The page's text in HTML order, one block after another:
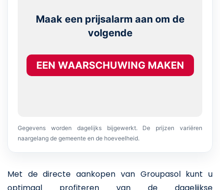
Maak een prijsalarm aan om de
volgende
EEN WAARSCHUWING MAKEN
Gegevens worden dagelijks bijgewerkt. De prijzen variëren
naargelang de gemeente en de hoeveelheid.
Met de directe aankopen van Groupasol kunt u
optimaal profiteren van de dagelijkse